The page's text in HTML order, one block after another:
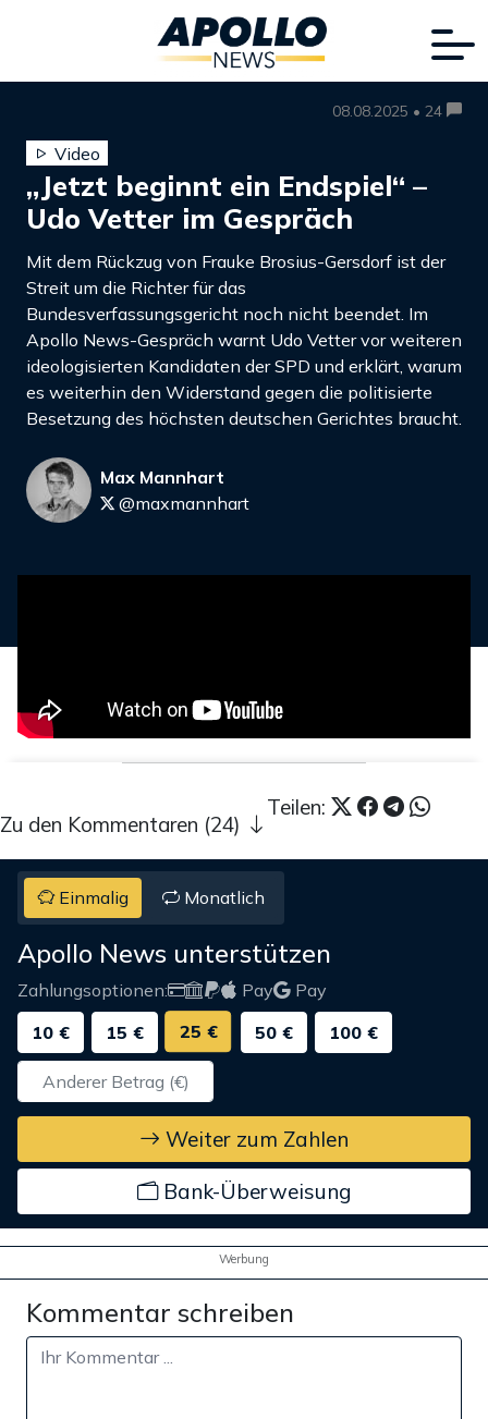
08.08.2025 • 24
Video
„Jetzt beginnt ein Endspiel“ –
Udo Vetter im Gespräch
Mit dem Rückzug von Frauke Brosius-Gersdorf ist der
Streit um die Richter für das
Bundesverfassungsgericht noch nicht beendet. Im
Apollo News-Gespräch warnt Udo Vetter vor weiteren
ideologisierten Kandidaten der SPD und erklärt, warum
es weiterhin den Widerstand gegen die politisierte
Besetzung des höchsten deutschen Gerichtes braucht.
Max Mannhart
@maxmannhart
Teilen:
Zu den Kommentaren (24)
Einmalig Monatlich
Apollo News unterstützen
Zahlungsoptionen: Pay
Pay
10 €
15 € 25 € 50 € 100 €
Weiter zum Zahlen
Bank-Überweisung
Werbung
Kommentar schreiben